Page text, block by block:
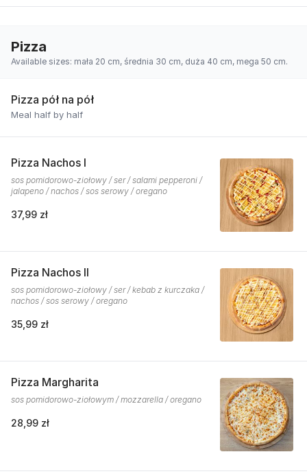
Pizza
Available sizes: mała 20 cm, średnia 30 cm, duża 40 cm, mega 50 cm.
Pizza pół na pół
Meal half by half
Pizza Nachos I
sos pomidorowo-ziołowy / ser / salami pepperoni /
jalapeno / nachos / sos serowy / oregano
37,99 zł
Pizza Nachos II
sos pomidorowo-ziołowy / ser / kebab z kurczaka /
nachos / sos serowy / oregano
35,99 zł
Pizza Margharita
sos pomidorowo-ziołowym / mozzarella / oregano
28,99 zł